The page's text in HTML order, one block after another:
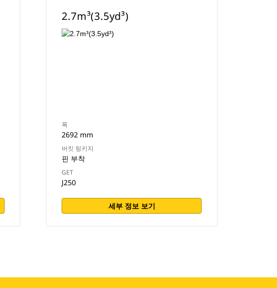
2.7m³(3.5yd³)
폭
2692 mm
버킷 링키지
핀 부착
GET
J250
세부 정보 보기